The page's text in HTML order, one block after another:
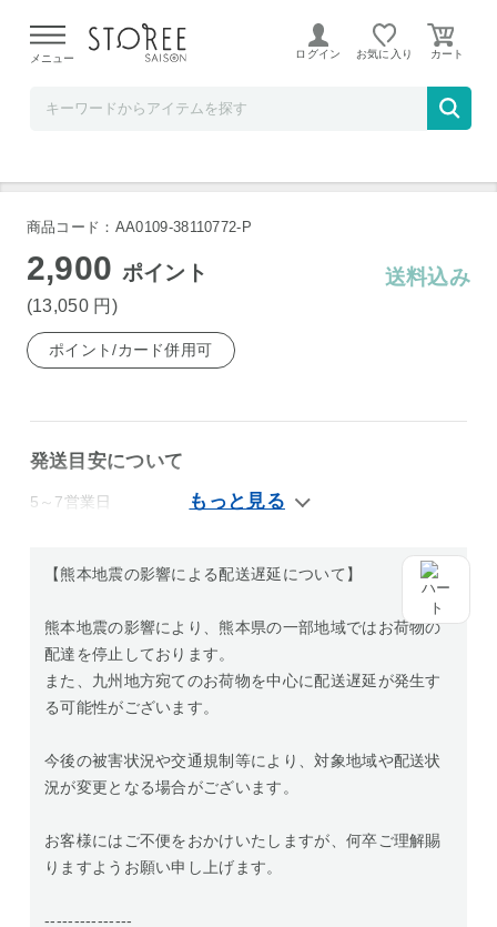
よる配送遅延が発生しております。
メニュー ログイン お気に入り
ポーラ ホワイトショット SXS N 20ml
商品コード：AA0109-38110772-P
2,900 ポイント
(13,050 円 )
送料込み
ポイント/カード併用可
発送目安について
5～7営業日
【熊本地震の影響による配送遅延について】
熊本地震の影響により、熊本県の一部地域ではお荷物の
配達を停止しております。
また、九州地方宛てのお荷物を中心に配送遅延が発生す
る可能性がございます。
今後の被害状況や交通規制等により、対象地域や配送状
況が変更となる場合がございます。
お客様にはご不便をおかけいたしますが、何卒ご理解賜
りますようお願い申し上げます。
---------------